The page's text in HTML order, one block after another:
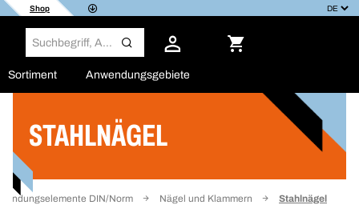
Shop
Sortiment Anwendungsgebiete
STAHLNÄGEL
DIN/Norm Nägel und Klammern Stahlnägel
Filter